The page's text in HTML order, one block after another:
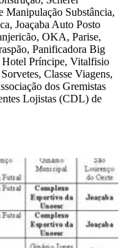
Manipulação Substância,
Joaçaba Auto Posto
OKA, Parise,
Panificadora Big
Príncipe, Vitalfisio
Classe Viagens,
dos Gremistas
Lojistas (CDL) de